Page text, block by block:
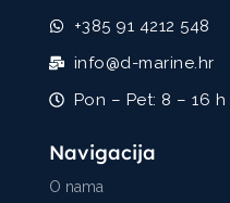
+385 91 4212 548
info@d-marine.hr
Pon – Pet: 8 – 16 h
Navigacija
O nama